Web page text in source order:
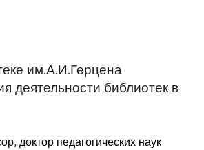
им.А.И.Герцена
деятельности библиотек в
доктор педагогических наук